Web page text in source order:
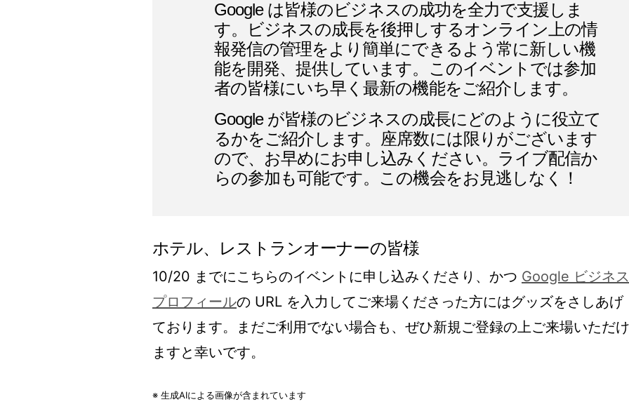
Google は皆様のビジネスの成功を全力で支援しま
す。ビジネスの成長を後押しするオンライン上の情
報発信の管理をより簡単にできるよう常に新しい機
能を開発、提供しています。このイベントでは参加
者の皆様にいち早く最新の機能をご紹介します。
Google が皆様のビジネスの成長にどのように役立て
るかをご紹介します。座席数には限りがございます
ので、お早めにお申し込みください。ライブ配信か
らの参加も可能です。この機会をお見逃しなく！
ホテル、レストランオーナーの皆様
10/20 までにこちらのイベントに申し込みくださり、かつ Google ビジネス
プロフィールの URL を入力してご来場くださった方にはグッズをさしあげ
ております。まだご利用でない場合も、ぜひ新規ご登録の上ご来場いただけ
ますと幸いです。
※ 生成AIによる画像が含まれています